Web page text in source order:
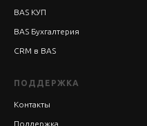
BAS КУП
BAS Бухгалтерия
CRM в BAS
ПОДДЕРЖКА
Контакты
Поддержка